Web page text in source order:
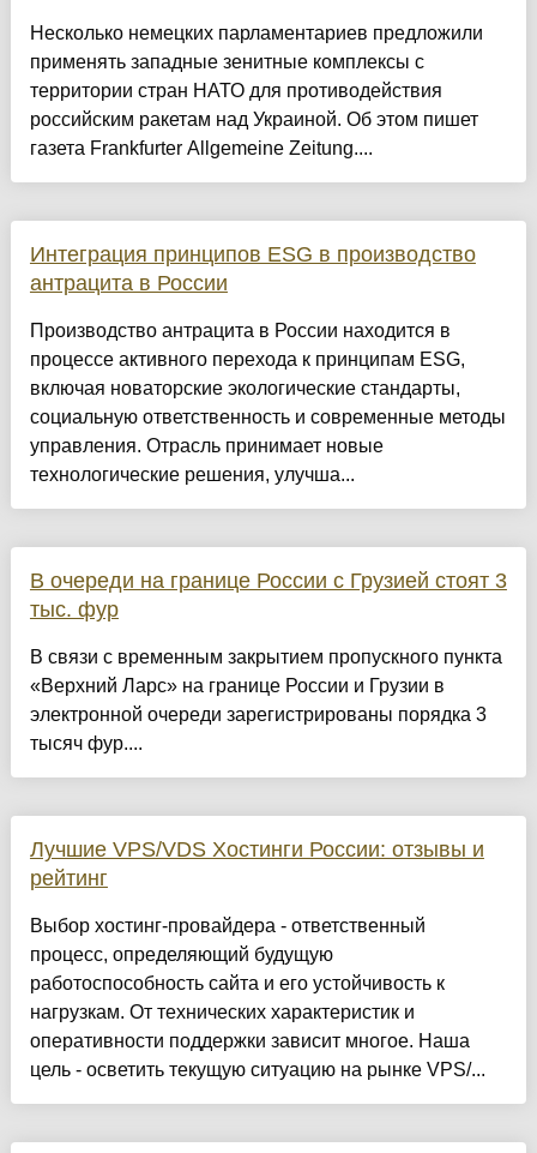
Несколько немецких парламентариев предложили
применять западные зенитные комплексы с
территории стран НАТО для противодействия
российским ракетам над Украиной. Об этом пишет
газета Frankfurter Allgemeine Zeitung....
Интеграция принципов ESG в производство
антрацита в России
Производство антрацита в России находится в
процессе активного перехода к принципам ESG,
включая новаторские экологические стандарты,
социальную ответственность и современные методы
управления. Отрасль принимает новые
технологические решения, улучша...
В очереди на границе России с Грузией стоят 3
тыс. фур
В связи с временным закрытием пропускного пункта
«Верхний Ларс» на границе России и Грузии в
электронной очереди зарегистрированы порядка 3
тысяч фур....
Лучшие VPS/VDS Хостинги России: отзывы и
рейтинг
Выбор хостинг-провайдера - ответственный
процесс, определяющий будущую
работоспособность сайта и его устойчивость к
нагрузкам. От технических характеристик и
оперативности поддержки зависит многое. Наша
цель - осветить текущую ситуацию на рынке VPS/...